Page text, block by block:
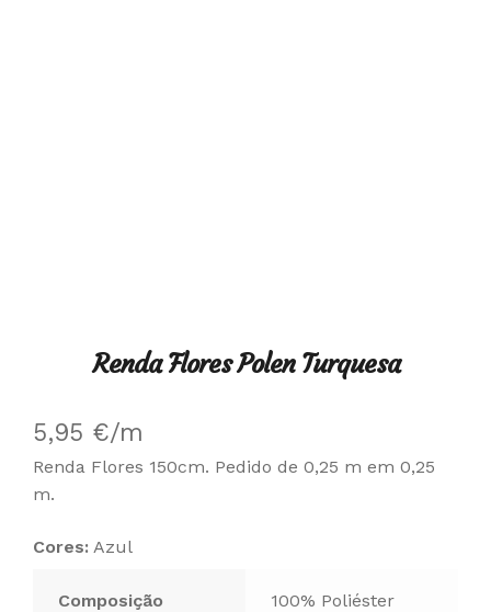
Renda Flores Polen Turquesa
5,95 €/m
Renda Flores 150cm. Pedido de 0,25 m em 0,25
m.
Cores: Azul
Composição 100% Poliéster